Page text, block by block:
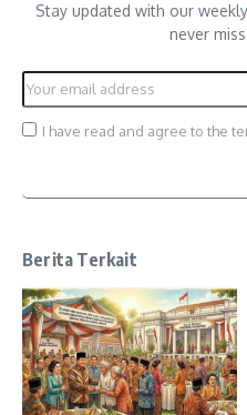
Stay updated with our
never
I have read and agree to the
Berita Terkait